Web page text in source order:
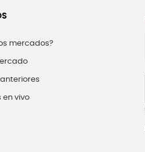
mercados?
en vivo